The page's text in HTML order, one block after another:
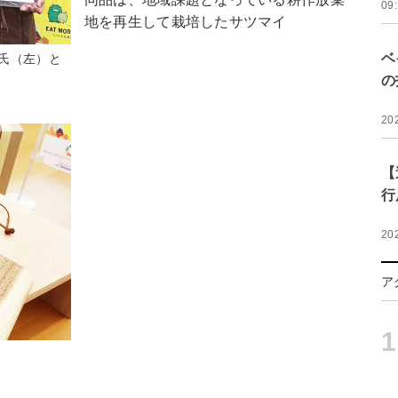
（左）と
地を再生して栽培したサツマイ
ア